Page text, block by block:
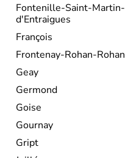
Fontenille-Saint-Martin-
d'Entraigues
François
Frontenay-Rohan-Rohan
Geay
Germond
Goise
Gournay
Gript